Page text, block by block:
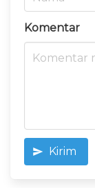
Komentar
Kirim